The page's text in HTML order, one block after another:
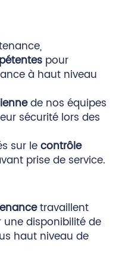
pour
à haut niveau
de nos équipes
sécurité lors des
sur lecontrôle
prise de service.
travaillent
disponibilité de
haut niveau de